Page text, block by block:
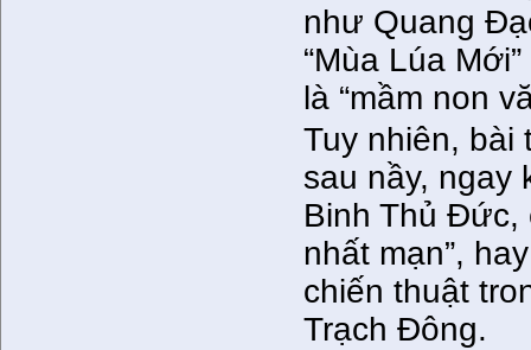
như Quang
“Mùa Lúa
là “mầm non
Tuy nhiên, bài
sau nầy, ngay
Binh Thủ Đức,
nhất mạn”,
chiến thuật
Trạch Đông.